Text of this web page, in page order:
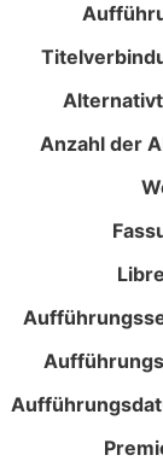
Anzahl der